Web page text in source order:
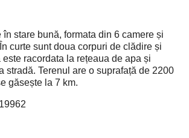
stare bună, formata din 6 camere și
curte sunt doua corpuri de clădire și
racordata la rețeaua de apa și
stradă. Terenul are o suprafață de 2200
găsește la 7 km.